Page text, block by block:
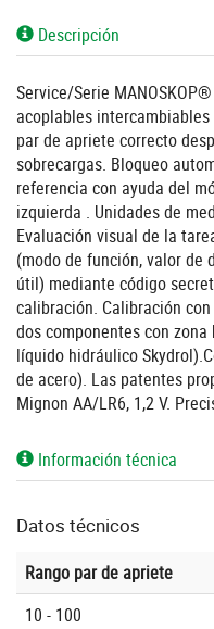
Descripción
Service/Serie
acoplables
par de apriete correcto
sobrecargas. Bloqueo
referencia con ayuda del
izquierda . Unidades de
Evaluación visual de la
(modo de función, valor de
útil) mediante código
calibración. Calibración
dos componentes con
líquido hidráulico
de acero). Las patentes
Mignon AA/LR6, 1,2 V.
Información técnica
Datos técnicos
Rango par de apriete
10 - 100